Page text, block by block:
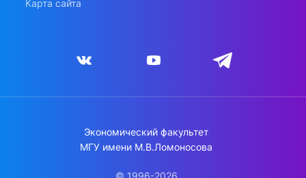
Карта сайта
Экономический факультет
МГУ имени М.В.Ломоносова
© 1996-2026